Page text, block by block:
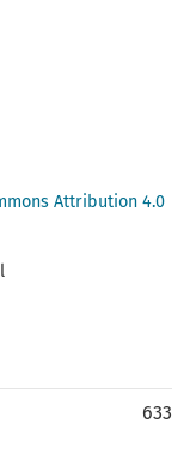
Attribution 4.0
633